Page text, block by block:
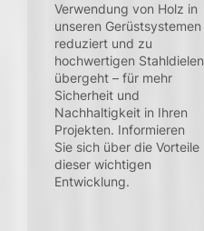
Verwendung von Holz in
unseren Gerüstsystemen
reduziert und zu
hochwertigen Stahldielen
übergeht – für mehr
Sicherheit und
Nachhaltigkeit in Ihren
Projekten. Informieren
Sie sich über die Vorteile
dieser wichtigen
Entwicklung.